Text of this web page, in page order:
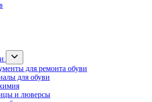
для ремонта обуви
для обуви
и люверсы